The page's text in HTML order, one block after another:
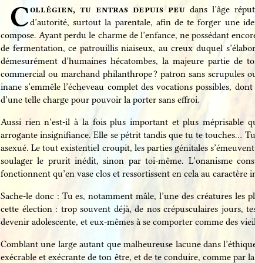
Collégien, tu entras depuis peudans l’âge
d’autorité, surtout la parentale, afin de te forger une
compose. Ayant perdu le charme de l’enfance, ne possédant
de fermentation, ce patrouillis niaiseux, au creux duquel
démesurément d’humaines hécatombes, la majeure partie de
commercial ou marchand philanthrope ? patron sans scrupules
inane s’emmêle l’écheveau complet des vocations possibles,
d’une telle charge pour pouvoir la porter sans effroi.
Aussi rien n’est-il à la fois plus important et plus méprisable
arrogante insignifiance. Elle se pétrit tandis que tu te touches…
asexué. Le tout existentiel croupit, les parties génitales
soulager le prurit inédit, sinon par toi-même. L’onanisme
fonctionnent qu’en vase clos et ressortissent en cela au
Sache-le donc : Tu es, notamment mâle, l’une des créatures
cette élection : trop souvent déjà, de nos crépusculaires jours,
devenir adolescente, et eux-mêmes à se comporter comme des
Comblant une large autant que malheureuse lacune dans
exécrable et exécrante de ton être, et de te conduire, comme par